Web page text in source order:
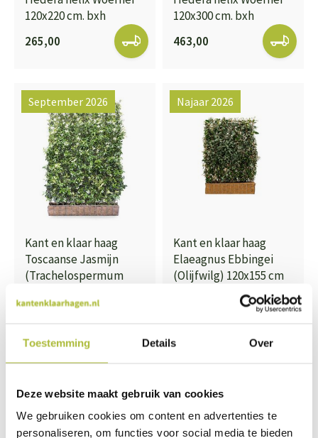
Toestemming Details Over
Deze website maakt gebruik van cookies
We gebruiken cookies om content en advertenties te
personaliseren, om functies voor social media te bieden
120x220 cm. bxh
265,00
120x300 cm. bxh
463,00
September 2026
Kant en klaar haag
Toscaanse Jasmijn
(Trachelospermum
cm bxh
Najaar 2026
Kant en klaar haag
Elaeagnus Ebbingei
(Olijfwilg) 120x155 cm
Voorjaar 2027